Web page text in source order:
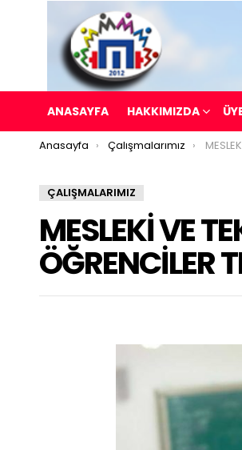
ANASAYFA HAKKIMIZDA
You are here:
Anasayfa Çalışmalarımız MESLEKİ
ÇALIŞMALARIMIZ
MESLEKİ VE
ÖĞRENCİLER